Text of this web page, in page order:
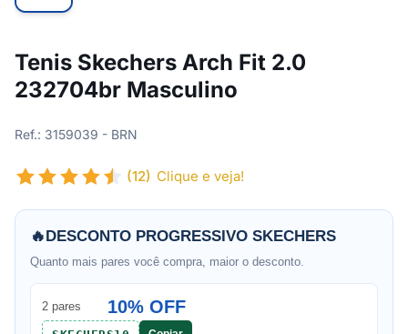
Tenis Skechers Arch Fit 2.0
232704br Masculino
Ref.: 3159039 - BRN
(12) Clique e veja!
🔥DESCONTO PROGRESSIVO SKECHERS
Quanto mais pares você compra, maior o desconto.
2 pares 10% OFF